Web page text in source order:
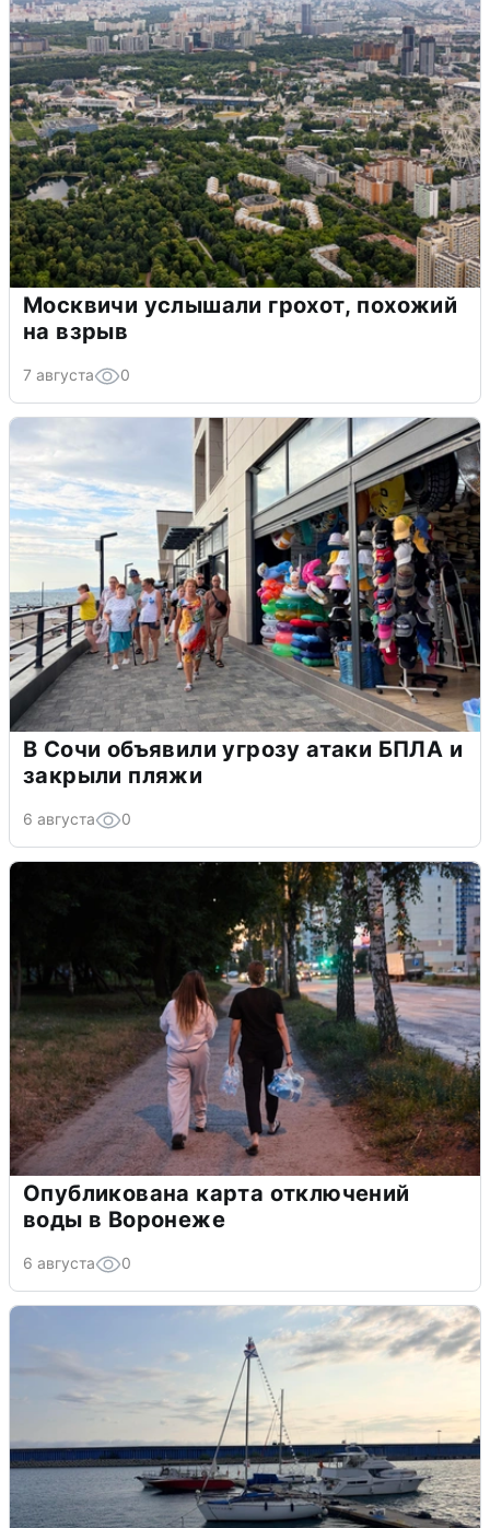
Москвичи услышали грохот, похожий
на взрыв
7 августа 0
В Сочи объявили угрозу атаки БПЛА и
закрыли пляжи
6 августа 0
Опубликована карта отключений
воды в Воронеже
6 августа 0